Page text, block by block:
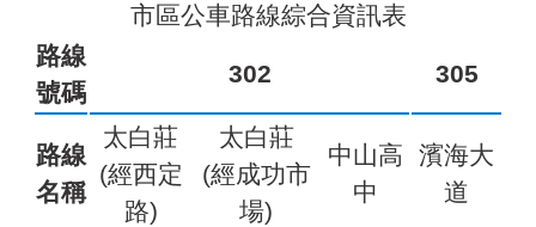
市區公車路線綜合資訊表
路線
號碼
302 305
路線
名稱
太白莊
(經西定
路)
太白莊
(經成功市
場)
中山高
中
濱海大
道